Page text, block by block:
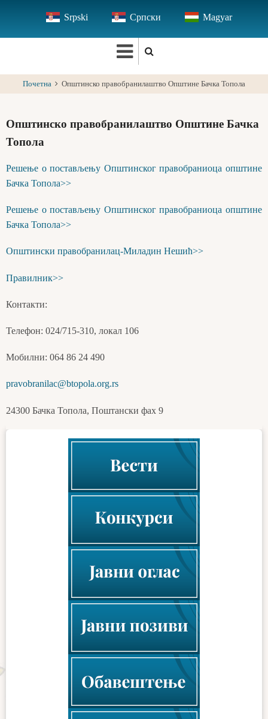
main
Srpski Српски Magyar
Почетна Општинско правобранилаштво Општине Бачка Топола
Општинско правобранилаштво Општине Бачка
Топола
Решење о постављењу Општинског правобраниоца општине
Бачка Топола>>
Решење о постављењу Општинског правобраниоца општине
Бачка Топола>>
Општински правобранилац-Миладин Нешић>>
Правилник>>
Контакти:
Телефон: 024/715-310, локал 106
Мобилни: 064 86 24 490
pravobranilac@btopola.org.rs
24300 Бачка Топола, Поштански фах 9